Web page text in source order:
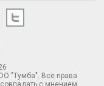
"Тумба". Все права